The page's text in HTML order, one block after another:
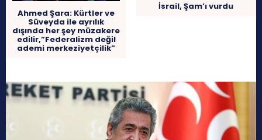
Ahmed Şara: Kürtler ve
Süveyda ile ayrılık
dışında her şey müzakere
edilir,”Federalizm değil
ademi merkeziyetçilik”
İsrail, Şam’ı vurdu